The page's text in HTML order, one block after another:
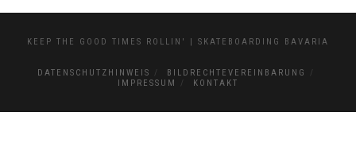
KEEP THE GOOD TIMES ROLLIN' | SKATEBOARDING BAVARIA
DATENSCHUTZHINWEIS
BILDRECHTEVEREINBARUNG
IMPRESSUM
KONTAKT